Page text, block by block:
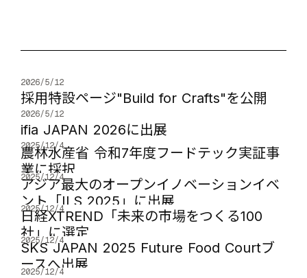
2026/5/12
採用特設ページ"Build for Crafts"を公開
2026/5/12
ifia JAPAN 2026に出展
2025/12/4
農林水産省 令和7年度フードテック実証事
業に採択
2025/12/4
アジア最大のオープンイノベーションイベ
ント「ILS 2025」に出展
2025/12/4
日経XTREND「未来の市場をつくる100
社」に選定
2025/12/4
SKS JAPAN 2025 Future Food Courtブ
ースへ出展
2025/12/4